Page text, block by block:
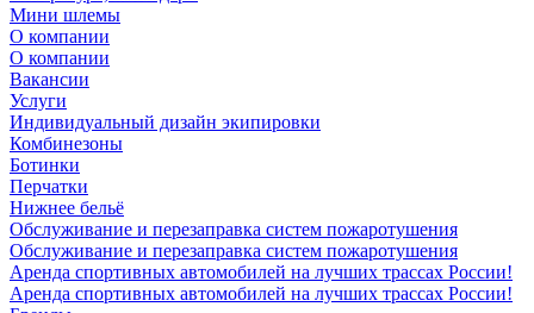
Мини шлемы
О компании
О компании
Вакансии
Услуги
Индивидуальный дизайн экипировки
Комбинезоны
Ботинки
Перчатки
Нижнее бельё
Обслуживание и перезаправка систем пожаротушения
Обслуживание и перезаправка систем пожаротушения
Аренда спортивных автомобилей на лучших трассах России!
Аренда спортивных автомобилей на лучших трассах России!